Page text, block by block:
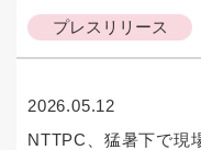
プレスリリース
2026.05.12
NTTPC、猛暑下で現